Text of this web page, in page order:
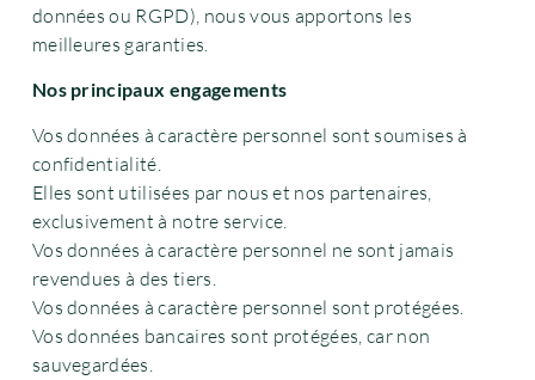
données ou RGPD), nous vous apportons les
meilleures garanties.
Nos principaux engagements
Vos données à caractère personnel sont soumises à
confidentialité.
Elles sont utilisées par nous et nos partenaires,
exclusivement à notre service.
Vos données à caractère personnel ne sont jamais
revendues à des tiers.
Vos données à caractère personnel sont protégées.
Vos données bancaires sont protégées, car non
sauvegardées.